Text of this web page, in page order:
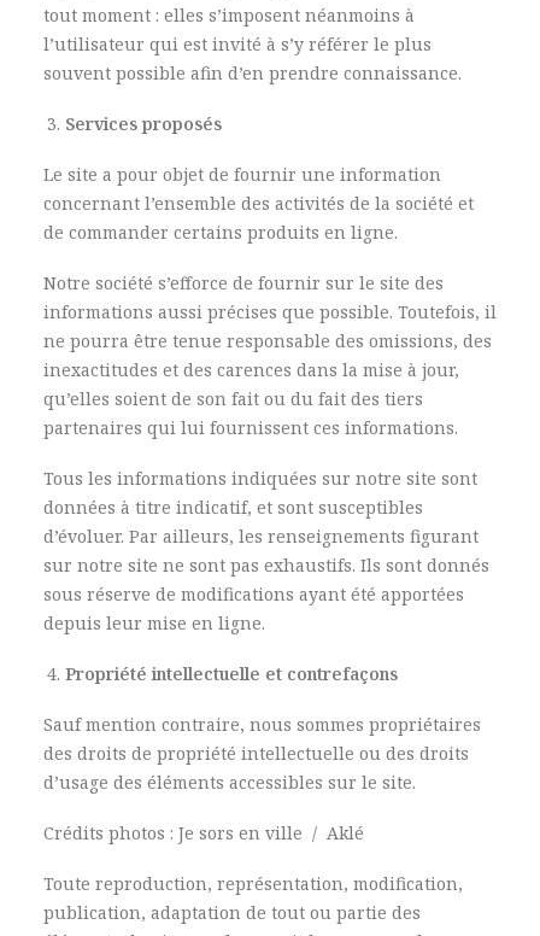
tout moment : elles s’imposent néanmoins à
l’utilisateur qui est invité à s’y référer le plus
souvent possible afin d’en prendre connaissance.
Services proposés
Le site a pour objet de fournir une information
concernant l’ensemble des activités de la société et
de commander certains produits en ligne.
Notre société s’efforce de fournir sur le site des
informations aussi précises que possible. Toutefois, il
ne pourra être tenue responsable des omissions, des
inexactitudes et des carences dans la mise à jour,
qu’elles soient de son fait ou du fait des tiers
partenaires qui lui fournissent ces informations.
Tous les informations indiquées sur notre site sont
données à titre indicatif, et sont susceptibles
d’évoluer. Par ailleurs, les renseignements figurant
sur notre site ne sont pas exhaustifs. Ils sont donnés
sous réserve de modifications ayant été apportées
depuis leur mise en ligne.
Propriété intellectuelle et contrefaçons
Sauf mention contraire, nous sommes propriétaires
des droits de propriété intellectuelle ou des droits
d’usage des éléments accessibles sur le site.
Crédits photos : Je sors en ville / Aklé
Toute reproduction, représentation, modification,
publication, adaptation de tout ou partie des